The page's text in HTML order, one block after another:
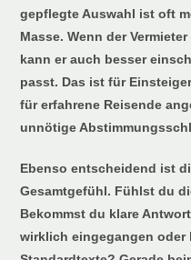
gepflegte Auswahl ist oft
Masse. Wenn der
kann er auch besser
passt. Das ist für
für erfahrene Reisende
unnötige
Ebenso entscheidend ist
Gesamtgefühl. Fühlst du
Bekommst du klare
wirklich eingegangen oder